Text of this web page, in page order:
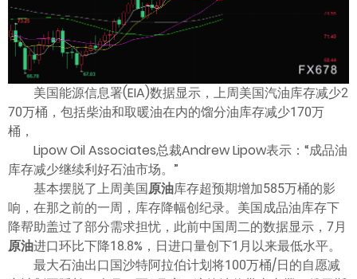
美国能源信息署(EIA)数据显示，上周美国汽油库存减少2
70万桶，包括柴油和取暖油在内的馏分油库存减少170万
桶，
Lipow Oil Associates总裁Andrew Lipow表示：“成品油
库存减少继续利好石油市场。”
基本摆脱了上周美国原油库存超预期增加585万桶的影
响，在那之前的一周，库存降幅创纪录。美国成品油库存下
降帮助盖过了部分需求担忧，此前中国周二的数据显示，7月
原油进口环比下降18.8%，日进口量创下1月以来最低水平。
最大石油出口国沙特阿拉伯计划将100万桶/日的自愿减